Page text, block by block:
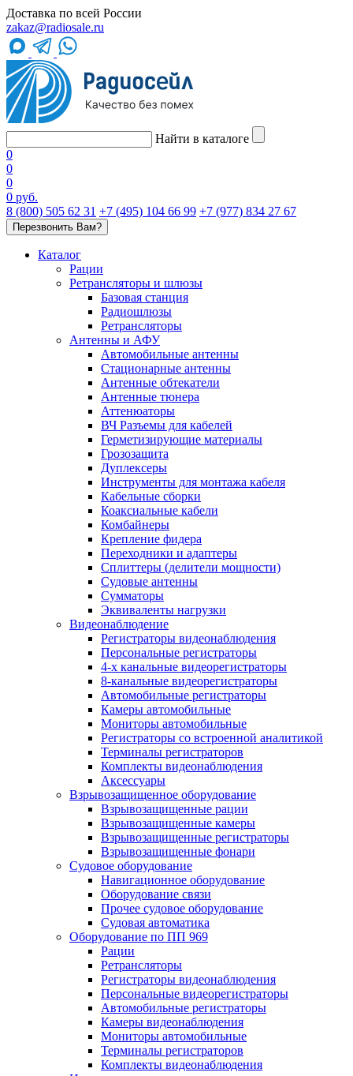
Доставка по всей России
zakaz@radiosale.ru
Найти в каталоге
0
0
0
0 руб.
8 (800) 505 62 31 +7 (495) 104 66 99 +7 (977) 834 27 67
Перезвонить Вам?
Каталог
Рации
Ретрансляторы и шлюзы
Базовая станция
Радиошлюзы
Ретрансляторы
Антенны и АФУ
Автомобильные антенны
Стационарные антенны
Антенные обтекатели
Антенные тюнера
Аттенюаторы
ВЧ Разъемы для кабелей
Герметизирующие материалы
Грозозащита
Дуплексеры
Инструменты для монтажа кабеля
Кабельные сборки
Коаксиальные кабели
Комбайнеры
Крепление фидера
Переходники и адаптеры
Сплиттеры (делители мощности)
Судовые антенны
Сумматоры
Эквиваленты нагрузки
Видеонаблюдение
Регистраторы видеонаблюдения
Персональные регистраторы
4-х канальные видеорегистраторы
8-канальные видеорегистраторы
Автомобильные регистраторы
Камеры автомобильные
Мониторы автомобильные
Регистраторы со встроенной аналитикой
Терминалы регистраторов
Комплекты видеонаблюдения
Аксессуары
Взрывозащищенное оборудование
Взрывозащищенные рации
Взрывозащищенные камеры
Взрывозащищенные регистраторы
Взрывозащищенные фонари
Судовое оборудование
Навигационное оборудование
Оборудование связи
Прочее судовое оборудование
Судовая автоматика
Оборудование по ПП 969
Рации
Ретрансляторы
Регистраторы видеонаблюдения
Персональные видеорегистраторы
Автомобильные регистраторы
Камеры видеонаблюдения
Мониторы автомобильные
Терминалы регистраторов
Комплекты видеонаблюдения